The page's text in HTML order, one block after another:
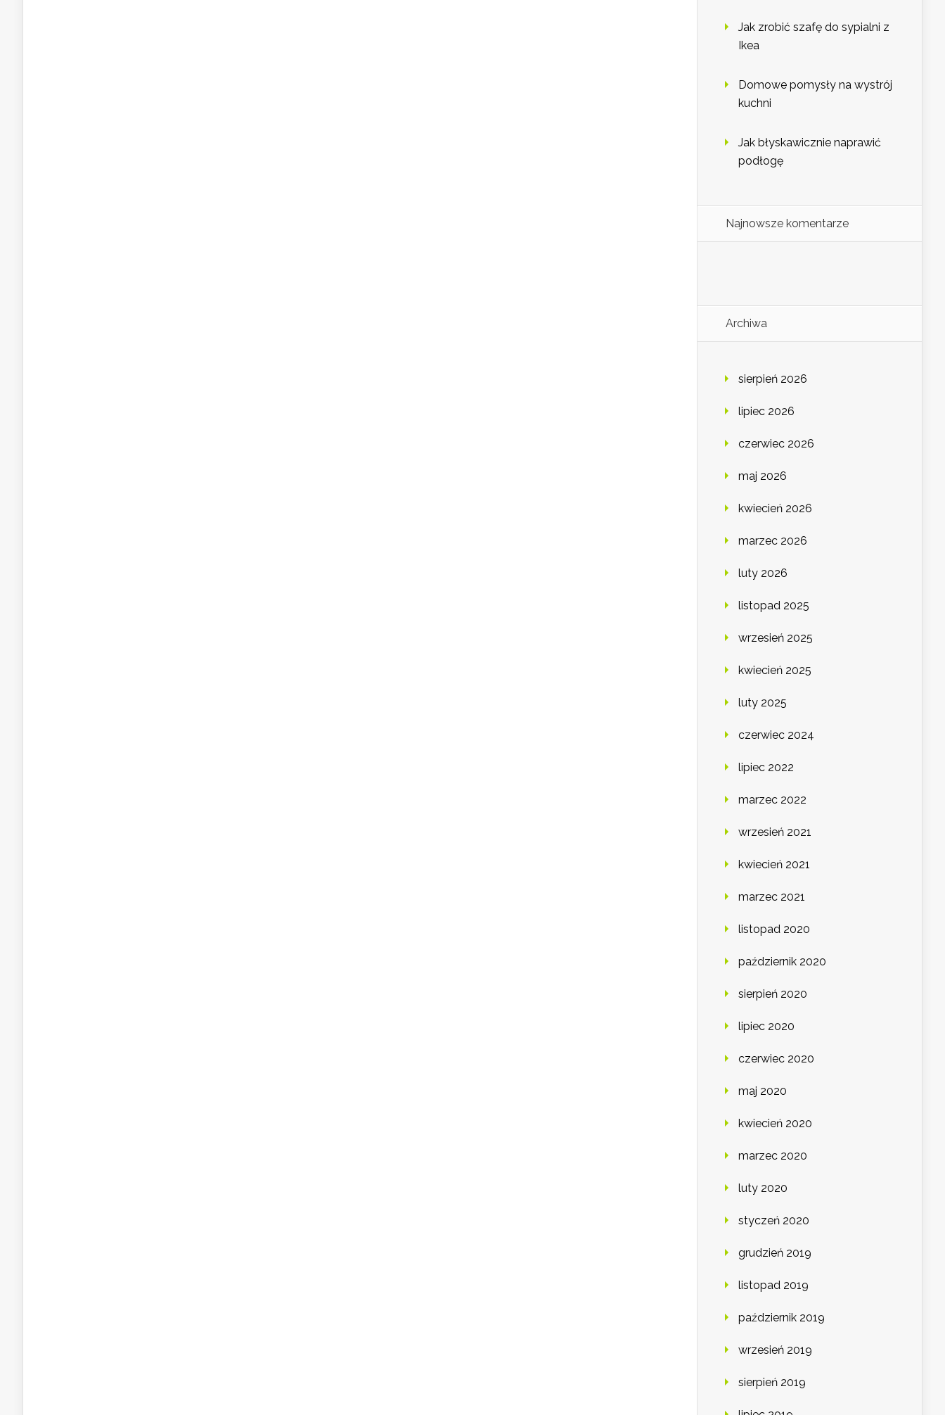
Jak zrobić szafę do sypialni z
Ikea
Domowe pomysły na wystrój
kuchni
Jak błyskawicznie naprawić
podłogę
Najnowsze komentarze
Archiwa
sierpień 2026
lipiec 2026
czerwiec 2026
maj 2026
kwiecień 2026
marzec 2026
luty 2026
listopad 2025
wrzesień 2025
kwiecień 2025
luty 2025
czerwiec 2024
lipiec 2022
marzec 2022
wrzesień 2021
kwiecień 2021
marzec 2021
listopad 2020
październik 2020
sierpień 2020
lipiec 2020
czerwiec 2020
maj 2020
kwiecień 2020
marzec 2020
luty 2020
styczeń 2020
grudzień 2019
listopad 2019
październik 2019
wrzesień 2019
sierpień 2019